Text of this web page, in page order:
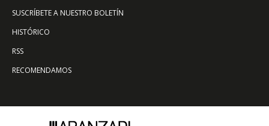
SUSCRÍBETE A NUESTRO BOLETÍN
HISTÓRICO
RSS
RECOMENDAMOS